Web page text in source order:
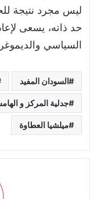
ليس مجرد نتيجة
حد ذاته، يسعى
السياسي
السودان المفيد
جدلية المركز و
ميلشيا العطاوة